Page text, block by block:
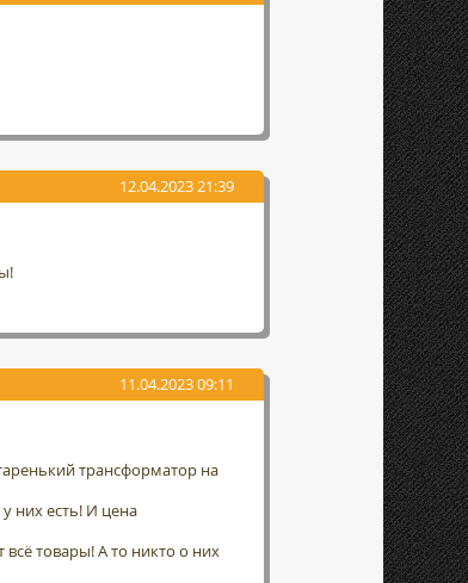
12.04.2023 21:39
11.04.2023 09:11
трансформатор на
них есть! И цена
товары! А то никто о них